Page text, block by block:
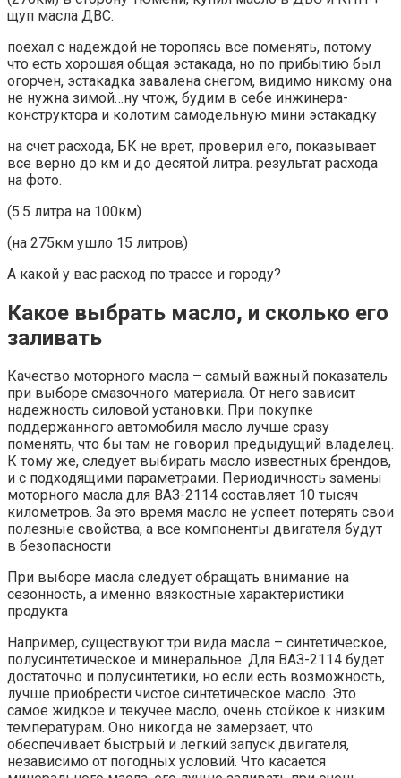
щуп масла ДВС.
поехал с надеждой не торопясь все поменять, потому
что есть хорошая общая эстакада, но по прибытию был
огорчен, эстакадка завалена снегом, видимо никому она
не нужна зимой…ну чтож, будим в себе инжинера-
конструктора и колотим самодельную мини эстакадку
на счет расхода, БК не врет, проверил его, показывает
все верно до км и до десятой литра. результат расхода
на фото.
(5.5 литра на 100км)
(на 275км ушло 15 литров)
А какой у вас расход по трассе и городу?
Какое выбрать масло, и сколько его
заливать
Качество моторного масла – самый важный показатель
при выборе смазочного материала. От него зависит
надежность силовой установки. При покупке
поддержанного автомобиля масло лучше сразу
поменять, что бы там не говорил предыдущий владелец.
К тому же, следует выбирать масло известных брендов,
и с подходящими параметрами. Периодичность замены
моторного масла для ВАЗ-2114 составляет 10 тысяч
километров. За это время масло не успеет потерять свои
полезные свойства, а все компоненты двигателя будут
в безопасности
При выборе масла следует обращать внимание на
сезонность, а именно вязкостные характеристики
продукта
Например, существуют три вида масла – синтетическое,
полусинтетическое и минеральное. Для ВАЗ-2114 будет
достаточно и полусинтетики, но если есть возможность,
лучше приобрести чистое синтетическое масло. Это
самое жидкое и текучее масло, очень стойкое к низким
температурам. Оно никогда не замерзает, что
обеспечивает быстрый и легкий запуск двигателя,
независимо от погодных условий. Что касается